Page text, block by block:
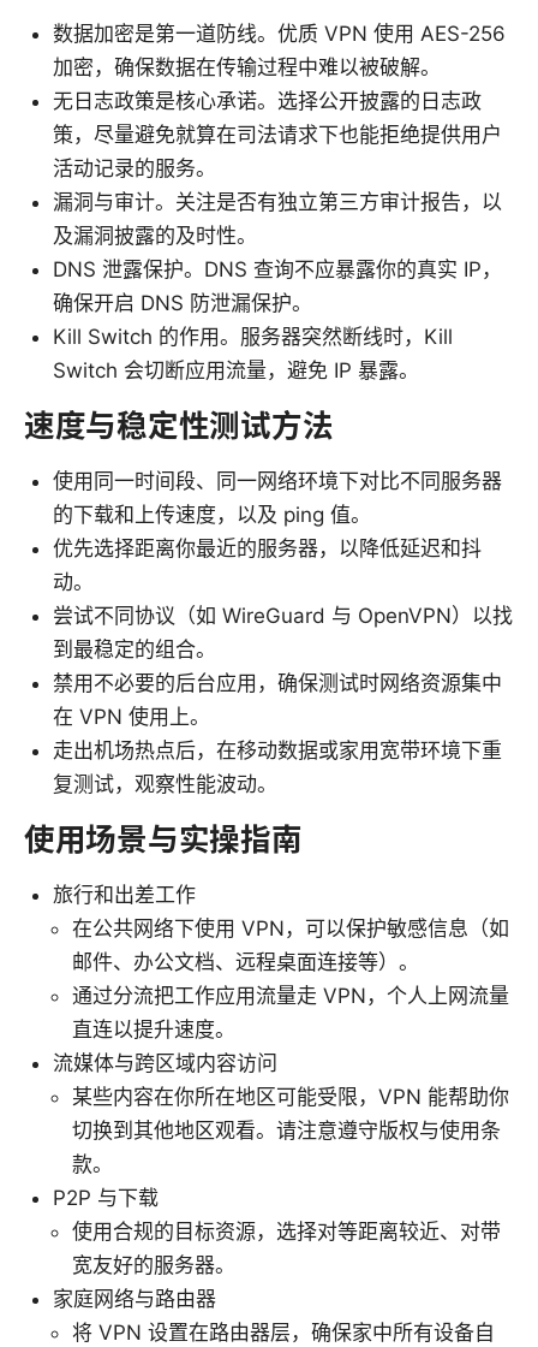
数据加密是第一道防线。优质 VPN 使用 AES-256
加密，确保数据在传输过程中难以被破解。
无日志政策是核心承诺。选择公开披露的日志政
策，尽量避免就算在司法请求下也能拒绝提供用户
活动记录的服务。
漏洞与审计。关注是否有独立第三方审计报告，以
及漏洞披露的及时性。
DNS 泄露保护。DNS 查询不应暴露你的真实 IP，
确保开启 DNS 防泄漏保护。
Kill Switch 的作用。服务器突然断线时，Kill
Switch 会切断应用流量，避免 IP 暴露。
速度与稳定性测试方法
使用同一时间段、同一网络环境下对比不同服务器
的下载和上传速度，以及 ping 值。
优先选择距离你最近的服务器，以降低延迟和抖
动。
尝试不同协议（如 WireGuard 与 OpenVPN）以找
到最稳定的组合。
禁用不必要的后台应用，确保测试时网络资源集中
在 VPN 使用上。
走出机场热点后，在移动数据或家用宽带环境下重
复测试，观察性能波动。
使用场景与实操指南
旅行和出差工作
在公共网络下使用 VPN，可以保护敏感信息（如
邮件、办公文档、远程桌面连接等）。
通过分流把工作应用流量走 VPN，个人上网流量
直连以提升速度。
流媒体与跨区域内容访问
某些内容在你所在地区可能受限，VPN 能帮助你
切换到其他地区观看。请注意遵守版权与使用条
款。
P2P 与下载
使用合规的目标资源，选择对等距离较近、对带
宽友好的服务器。
家庭网络与路由器
将 VPN 设置在路由器层，确保家中所有设备自